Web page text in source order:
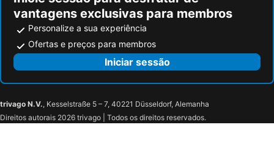
vantagens exclusivas para membros
Personalize a sua experiência
Ofertas e preços para membros
Iniciar sessão
trivago N.V., Kesselstraße 5 – 7, 40221 Düsseldorf, Alemanha
Direitos autorais 2026 trivago | Todos os direitos reservados.